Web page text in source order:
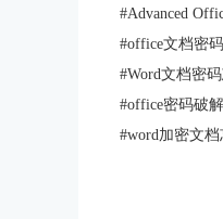
#Advanced
#office文档密
#Word文档密
#office密码破
#word加密文